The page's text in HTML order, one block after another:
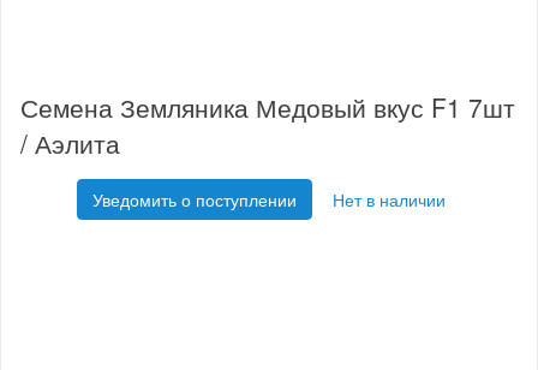
Семена Земляника Медовый вкус F1 7шт
/ Аэлита
Уведомить о поступлении Нет в наличии